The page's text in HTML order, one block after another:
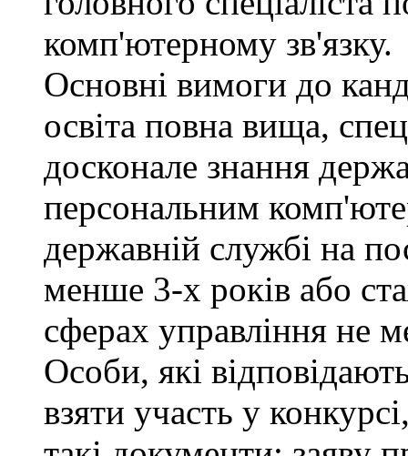
комп'ютерному зв'язку.
Основні вимоги до
освіта повна вища,
досконале знання
персональним
державній службі на
менше 3-х років або
сферах управління не
Особи, які
взяти участь у